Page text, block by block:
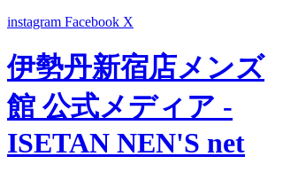
instagram Facebook X
伊勢丹新宿店メンズ
館 公式メディア -
ISETAN NEN'S net